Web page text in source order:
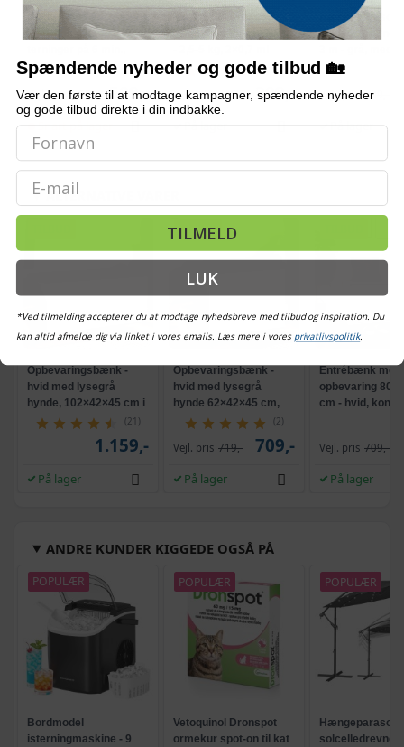
Bordmodel
isterningmaskine - 9
selvrensende, sort
Vejl. pris 569,- 509,-
Vetoquinol Dronspot
ormekur spot-on til kat
(2)
209,-
Hængeparasols
solcelledrevne
og krank, UPF
Vejl. pris 709,-
ALTERNATIVE VARER
Opbevaringsbænk -
hvid med lysegrå
hynde, 102×42×45 cm i
konstrueret træ
(21)
1.159,-
På lager
TILBUD
Opbevaringsbænk -
hvid med lysegrå
hynde 62×42×45 cm,
konstrueret træ
(2)
Vejl. pris 719,- 709,-
På lager
Entrébænk med
opbevaring 80 ×
cm - hvid,
Vejl. pris 709,-
På lager
ANDRE KUNDER KIGGEDE OGSÅ PÅ
POPULÆR
Bordmodel
isterningmaskine - 9
POPULÆR
Vetoquinol Dronspot
ormekur spot-on til kat
POPULÆR
Hængeparasols
solcelledrevne
Spændende nyheder og gode tilbud 🏡
Vær den første til at modtage kampagner, spændende nyheder
og gode tilbud direkte i din indbakke.
Email
TILMELD
LUK
*Ved tilmelding accepterer du at modtage nyhedsbreve med tilbud og inspiration. Du
kan altid afmelde dig via linket i vores emails. Læs mere i vores privatlivspolitik.